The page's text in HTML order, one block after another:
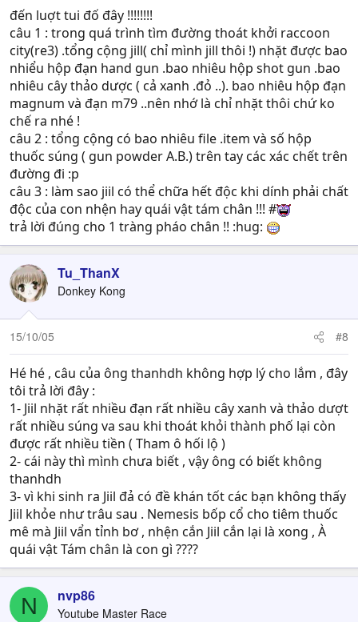
đến luợt tui đố đây !!!!!!!!
câu 1 : trong quá trình tìm đường thoát khởi raccoon
city(re3) .tổng cộng jill( chỉ mình jill thôi !) nhặt được bao
nhiểu hộp đạn hand gun .bao nhiêu hộp shot gun .bao
nhiêu cây thảo dược ( cả xanh .đỏ ..). bao nhiêu hộp đạn
magnum và đạn m79 ..nên nhớ là chỉ nhặt thôi chứ ko
chế ra nhé !
câu 2 : tổng cộng có bao nhiêu file .item và số hộp
thuốc súng ( gun powder A.B.) trên tay các xác chết trên
đường đi :p
câu 3 : làm sao jiil có thể chữa hết độc khi dính phải chất
độc của con nhện hay quái vật tám chân !!! #
trả lời đúng cho 1 tràng pháo chân !! :hug:
Tu_ThanX
Donkey Kong
15/10/05 #8
Hé hé , câu của ông thanhdh không hợp lý cho lắm , đây
tôi trả lời đây :
1- Jiil nhặt rất nhiều đạn rất nhiều cây xanh và thảo dượt
rất nhiều súng va sau khi thoát khỏi thành phố lại còn
được rất nhiều tiền ( Tham ô hối lộ )
2- cái này thì mình chưa biết , vậy ông có biết không
thanhdh
3- vì khi sinh ra Jiil đả có đề khán tốt các bạn không thấy
Jiil khỏe như trâu sau . Nemesis bốp cổ cho tiêm thuốc
mê mà Jiil vẩn tỉnh bơ , nhện cắn Jiil cắn lại là xong , À
quái vật Tám chân là con gì ????
N nvp86
Youtube Master Race